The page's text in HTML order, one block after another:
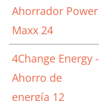
Ahorrador Power
Maxx 24
4Change Energy -
Ahorro de
energía 12